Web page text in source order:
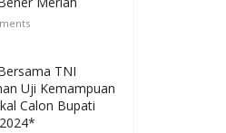
TNI
Uji Kemampuan
Calon Bupati